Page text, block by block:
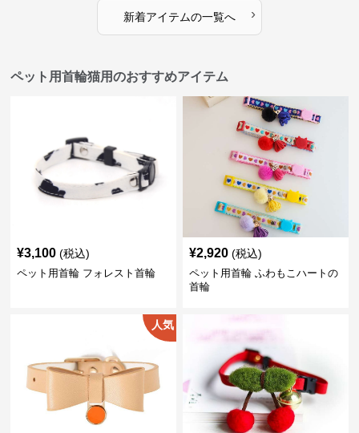
新着アイテムの一覧へ ›
ペット用首輪猫用のおすすめアイテム
¥3,100 (税込)
ペット用首輪 フォレスト首輪
¥2,920 (税込)
ペット用首輪 ふわもこハートの
首輪
人気